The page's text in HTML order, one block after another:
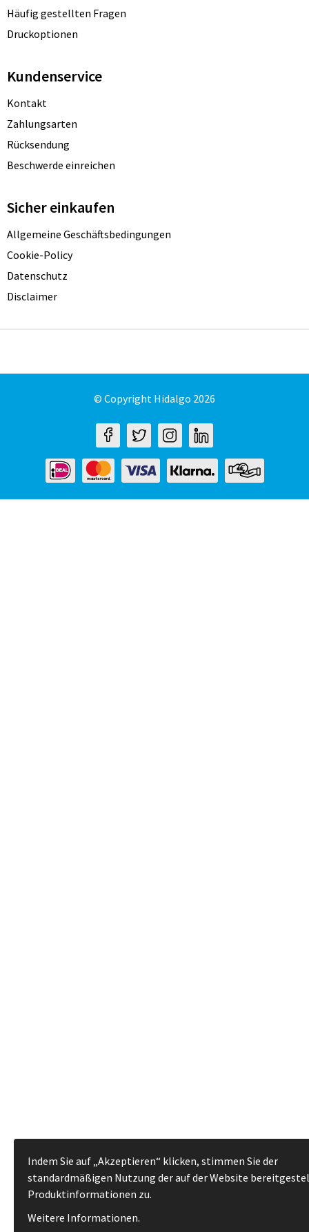
Häufig gestellten Fragen
Druckoptionen
Kundenservice
Kontakt
Zahlungsarten
Rücksendung
Beschwerde einreichen
Sicher einkaufen
Allgemeine Geschäftsbedingungen
Cookie-Policy
Datenschutz
Disclaimer
© Copyright Hidalgo 2026
Indem Sie auf „Akzeptieren“ klicken, stimmen Sie der
standardmäßigen Nutzung der auf der Website
Produktinformationen zu.
Weitere Informationen.